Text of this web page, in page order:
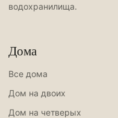
водохранилища.
Дома
Все дома
Дом на двоих
Дом на четверых